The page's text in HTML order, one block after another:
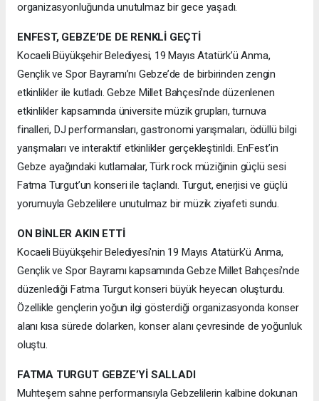
organizasyonluğunda unutulmaz bir gece yaşadı.
ENFEST, GEBZE’DE DE RENKLİ GEÇTİ
Kocaeli Büyükşehir Belediyesi, 19 Mayıs Atatürk’ü Anma,
Gençlik ve Spor Bayramı’nı Gebze’de de birbirinden zengin
etkinlikler ile kutladı. Gebze Millet Bahçesi’nde düzenlenen
etkinlikler kapsamında üniversite müzik grupları, turnuva
finalleri, DJ performansları, gastronomi yarışmaları, ödüllü bilgi
yarışmaları ve interaktif etkinlikler gerçekleştirildi. EnFest’in
Gebze ayağındaki kutlamalar, Türk rock müziğinin güçlü sesi
Fatma Turgut’un konseri ile taçlandı. Turgut, enerjisi ve güçlü
yorumuyla Gebzelilere unutulmaz bir müzik ziyafeti sundu.
ON BİNLER AKIN ETTİ
Kocaeli Büyükşehir Belediyesi'nin 19 Mayıs Atatürk'ü Anma,
Gençlik ve Spor Bayramı kapsamında Gebze Millet Bahçesi'nde
düzenlediği Fatma Turgut konseri büyük heyecan oluşturdu.
Özellikle gençlerin yoğun ilgi gösterdiği organizasyonda konser
alanı kısa sürede dolarken, konser alanı çevresinde de yoğunluk
oluştu.
FATMA TURGUT GEBZE’Yİ SALLADI
Muhteşem sahne performansıyla Gebzelilerin kalbine dokunan